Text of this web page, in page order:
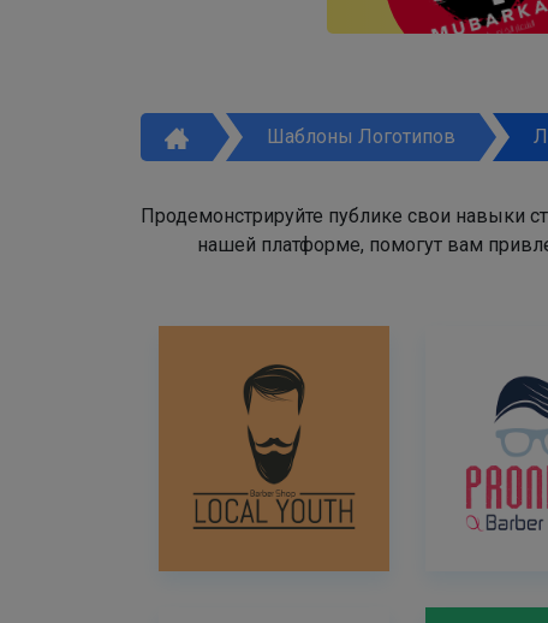
Шаблоны Логотипов
Продемонстрируйте публике свои навыки
нашей платформе, помогут вам